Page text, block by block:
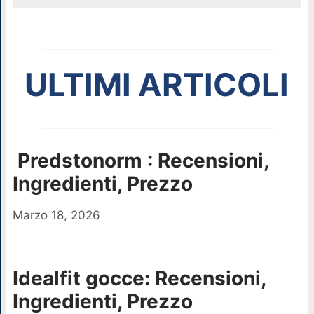
ULTIMI ARTICOLI
Predstonorm : Recensioni,
Ingredienti, Prezzo
Marzo 18, 2026
Idealfit gocce: Recensioni,
Ingredienti, Prezzo